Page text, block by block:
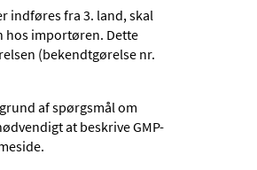
indføres fra 3. land, skal
hos importøren. Dette
(bekendtgørelse nr.
af spørgsmål om
at beskrive GMP-